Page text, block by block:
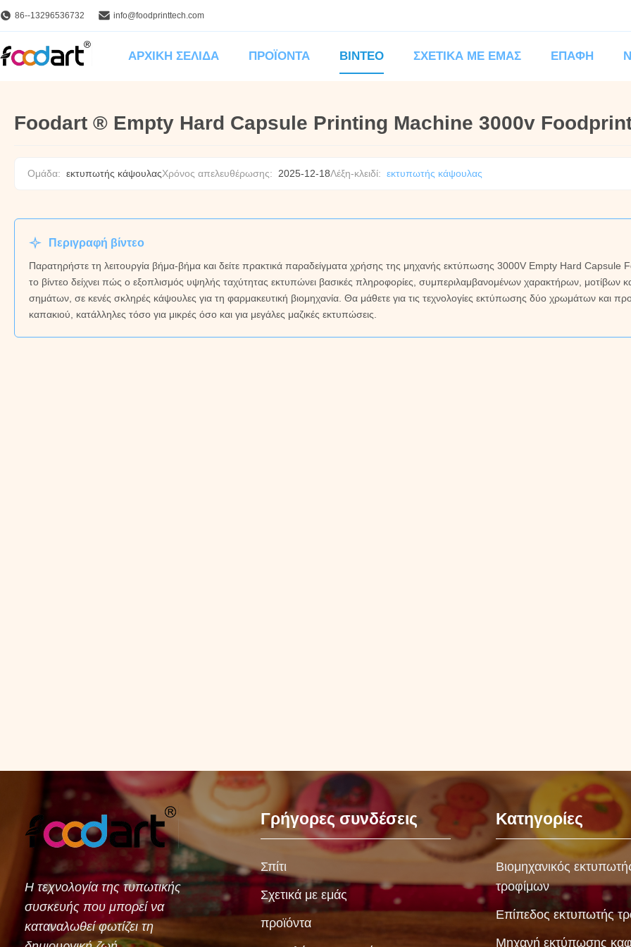
86--13296536732 info@foodprinttech.com
ΑΡΧΙΚΉ ΣΕΛΊΔΑ ΠΡΟΪΌΝΤΑ ΒΊΝΤΕΟ ΣΧΕΤΙΚΆ ΜΕ ΕΜΆΣ ΕΠΑΦΉ
Foodart ® Empty Hard Capsule Printing Machine 3000v
Ομάδα: εκτυπωτής κάψουλαςΧρόνος απελευθέρωσης: 2025-12-18Λέξη-κλειδί: εκτυπωτής κάψουλας
Περιγραφή βίντεο
Παρατηρήστε τη λειτουργία βήμα-βήμα και δείτε πρακτικά παραδείγματα χρήσης της μηχανής εκτύπωσης 3000V Empty Hard Capsule
το βίντεο δείχνει πώς ο εξοπλισμός υψηλής ταχύτητας εκτυπώνει βασικές πληροφορίες, συμπεριλαμβανομένων χαρακτήρων, μοτίβων
σημάτων, σε κενές σκληρές κάψουλες για τη φαρμακευτική βιομηχανία. Θα μάθετε για τις τεχνολογίες εκτύπωσης δύο χρωμάτων και
καπακιού, κατάλληλες τόσο για μικρές όσο και για μεγάλες μαζικές εκτυπώσεις.
Η τεχνολογία της τυπωτικής
συσκευής που μπορεί να
καταναλωθεί φωτίζει τη
Γρήγορες συνδέσεις
Σπίτι
Σχετικά με εμάς
προϊόντα
Κατηγορίες
Βιομηχανικός
τροφίμων
Επίπεδος εκτυπωτής
Μηχανή εκτύπωσης